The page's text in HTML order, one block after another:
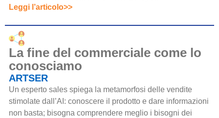
Leggi l’articolo>>
La fine del commerciale come lo
conosciamo
ARTSER
Un esperto sales spiega la metamorfosi delle vendite
stimolate dall’AI: conoscere il prodotto e dare informazioni
non basta; bisogna comprendere meglio i bisogni dei